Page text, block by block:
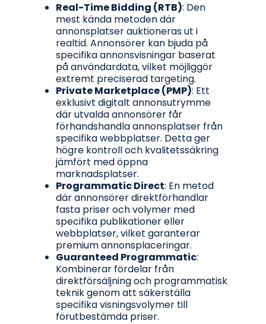
Real-Time Bidding (RTB): Den
mest kända metoden där
annonsplatser auktioneras ut i
realtid. Annonsörer kan bjuda på
specifika annonsvisningar baserat
på användardata, vilket möjliggör
extremt preciserad targeting.
Private Marketplace (PMP): Ett
exklusivt digitalt annonsutrymme
där utvalda annonsörer får
förhandshandla annonsplatser från
specifika webbplatser. Detta ger
högre kontroll och kvalitetssäkring
jämfört med öppna
marknadsplatser.
Programmatic Direct: En metod
där annonsörer direktförhandlar
fasta priser och volymer med
specifika publikationer eller
webbplatser, vilket garanterar
premium annonsplaceringar.
Guaranteed Programmatic:
Kombinerar fördelar från
direktförsäljning och programmatisk
teknik genom att säkerställa
specifika visningsvolymer till
förutbestämda priser.